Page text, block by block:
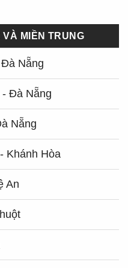
MIỀN TRUNG
Nẵng
- Đà Nẵng
Nẵng
Khánh Hòa
An